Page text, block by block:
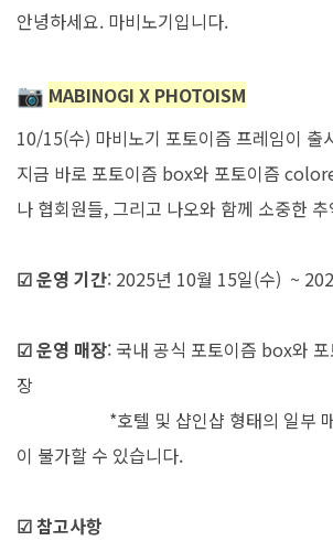
안녕하세요. 마비노기입니다.
MABINOGI X PHOTOISM
10/15(수) 마비노기 포토이즘 프레임이 출
지금 바로 포토이즘 box와 포토이즘
나 협회원들, 그리고 나오와 함께 소중한
☑운영 기간: 2025년 10월 15일(수) ~
☑운영 매장: 국내 공식 포토이즘 box와
장
*호텔 및 샵인샵 형태의 일부
이 불가할 수 있습니다.
☑참고사항